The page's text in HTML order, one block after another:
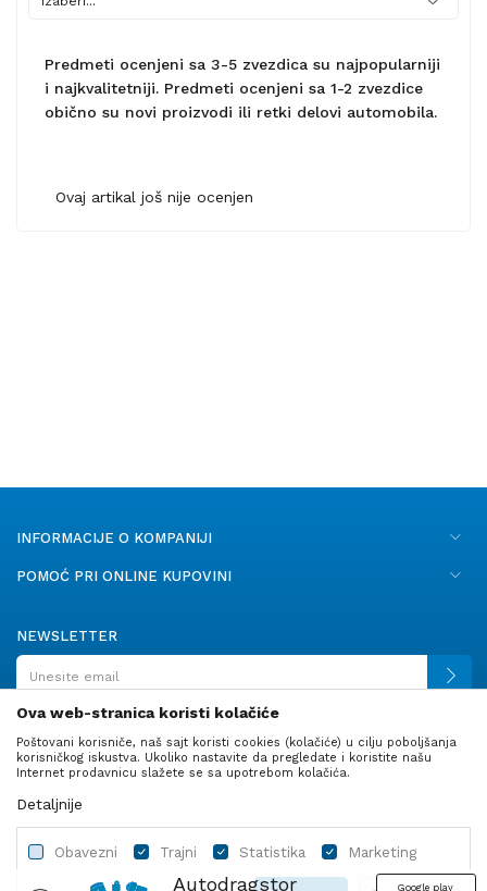
Autodragstor Google play
Predmeti ocenjeni sa 3-5 zvezdica su najpopularniji
i najkvalitetniji. Predmeti ocenjeni sa 1-2 zvezdice
obično su novi proizvodi ili retki delovi automobila.
Ovaj artikal još nije ocenjen
INFORMACIJE O KOMPANIJI
POMOĆ PRI ONLINE KUPOVINI
NEWSLETTER
PRATITE NAS
Ova web-stranica koristi kolačiće
Poštovani korisniče, naš sajt koristi cookies (kolačiće) u cilju poboljšanja
korisničkog iskustva. Ukoliko nastavite da pregledate i koristite našu
Internet prodavnicu slažete se sa upotrebom kolačića.
Detaljnije
Obavezni Trajni Statistika Marketing